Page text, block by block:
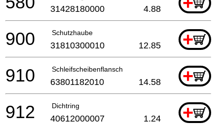
31428180000 4.88
Schutzhaube +
900 31810300010 12.85
Schleifscheibenflansch +
910 63801182010 14.58
Dichtring +
912 40612000007 1.24